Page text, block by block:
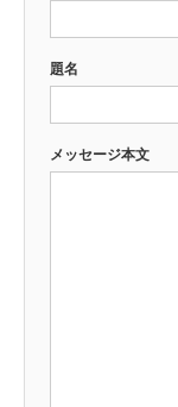
題名
メッセージ本文